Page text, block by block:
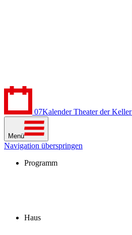
07Kalender Theater der Keller
Menü
Navigation überspringen
Programm
Haus